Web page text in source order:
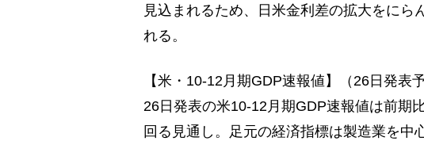
見込まれるため、日米金利差の拡大をにら
れる。
【米・10-12月期GDP速報値】（26日発表予
26日発表の米10-12月期GDP速報値は前期
回る見通し。足元の経済指標は製造業を中